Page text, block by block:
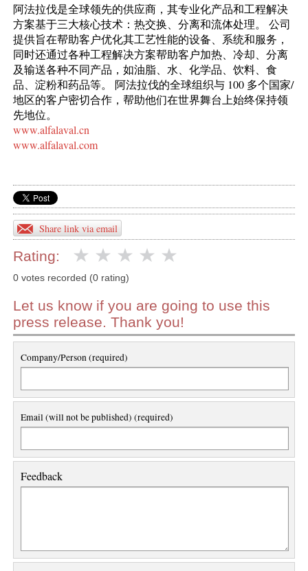
阿法拉伐是全球领先的供应商，其专业化产品和工程解决
方案基于三大核心技术：热交换、分离和流体处理。 公司
提供旨在帮助客户优化其工艺性能的设备、系统和服务，
同时还通过各种工程解决方案帮助客户加热、冷却、分离
及输送各种不同产品，如油脂、水、化学品、饮料、食
品、淀粉和药品等。 阿法拉伐的全球组织与 100 多个国家/
地区的客户密切合作，帮助他们在世界舞台上始终保持领
先地位。
www.alfalaval.cn
www.alfalaval.com
Share link via email
Rating:
0 votes recorded (0 rating)
Let us know if you are going to use this
press release. Thank you!
Company/Person (required)
Email (will not be published) (required)
Feedback